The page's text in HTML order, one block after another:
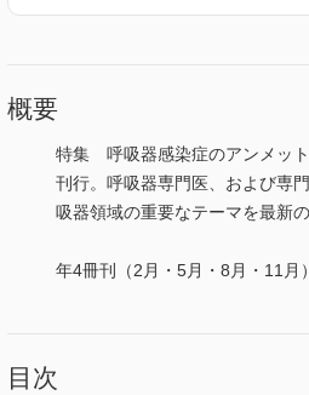
概要
特集 呼吸器感染症のアンメッ
刊行。呼吸器専門医、および専
吸器領域の重要なテーマを最新
年4冊刊（2月・5月・8月・11月）
目次